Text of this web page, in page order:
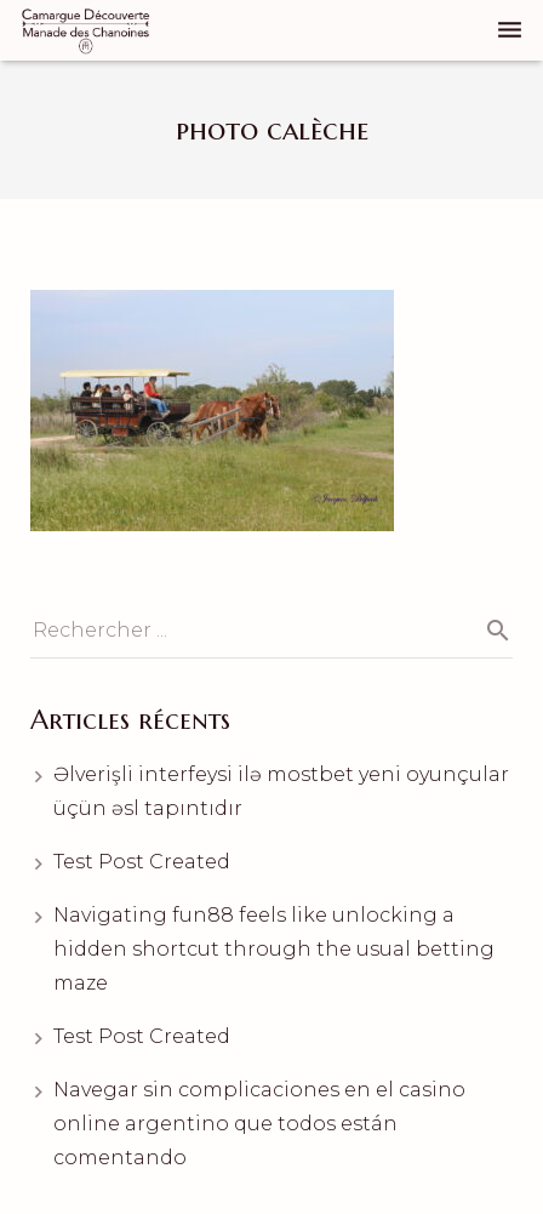
Galerie d’images
Contact
photo calèche
Articles récents
Əlverişli interfeysi ilə mostbet yeni oyunçular
üçün əsl tapıntıdır
Test Post Created
Navigating fun88 feels like unlocking a
hidden shortcut through the usual betting
maze
Test Post Created
Navegar sin complicaciones en el casino
online argentino que todos están
comentando